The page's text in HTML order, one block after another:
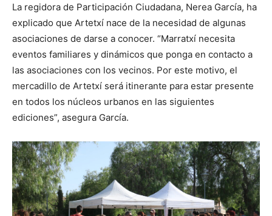
La regidora de Participación Ciudadana, Nerea García, ha
explicado que Artetxí nace de la necesidad de algunas
asociaciones de darse a conocer. “Marratxí necesita
eventos familiares y dinámicos que ponga en contacto a
las asociaciones con los vecinos. Por este motivo, el
mercadillo de Artetxí será itinerante para estar presente
en todos los núcleos urbanos en las siguientes
ediciones”, asegura García.